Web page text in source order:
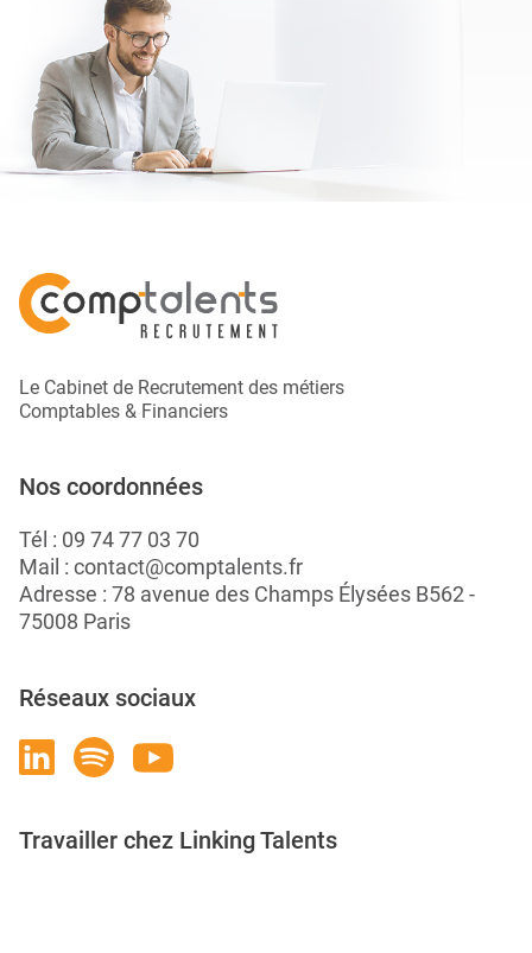
Le Cabinet de Recrutement des métiers
Comptables & Financiers
Nos coordonnées
Tél : 09 74 77 03 70
Mail : contact@comptalents.fr
Adresse : 78 avenue des Champs Élysées B562 -
75008 Paris
Réseaux sociaux
Travailler chez Linking Talents